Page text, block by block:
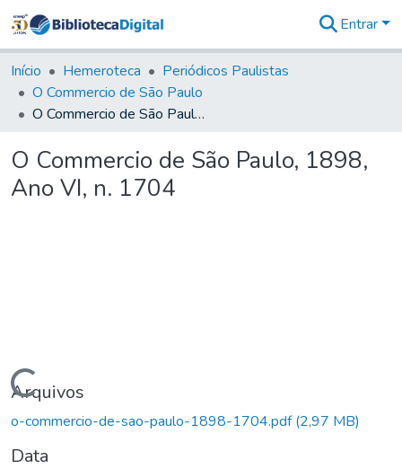
&
Coleções
Tudo na
Biblioteca
Estatísticas
Entrar
Início Hemeroteca
Periódicos Paulistas
O Commercio de São Paulo
O Commercio de São Paulo, 1898, Ano VI, n. 1704
O Commercio de São Paulo, 1898,
Ano VI, n. 1704
Carregando...
Arquivos
o-commercio-de-sao-paulo-1898-1704.pdf(2,97 MB)
Data